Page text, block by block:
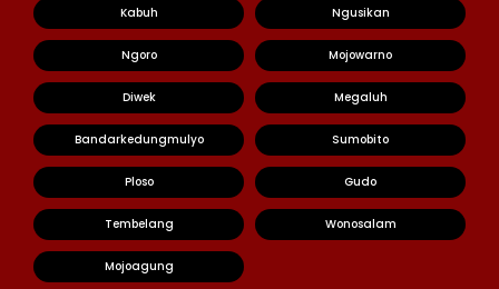
Kabuh Ngusikan
Ngoro Mojowarno
Diwek Megaluh
Bandarkedungmulyo Sumobito
Ploso Gudo
Tembelang Wonosalam
Mojoagung